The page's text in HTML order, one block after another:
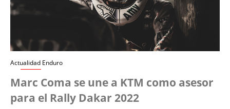
Actualidad Enduro
Marc Coma se une a KTM como asesor
para el Rally Dakar 2022